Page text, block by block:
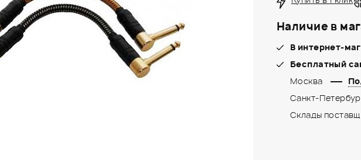
Наличие в
В интернет-
Бесплатный
Москва
Санкт-
Склады